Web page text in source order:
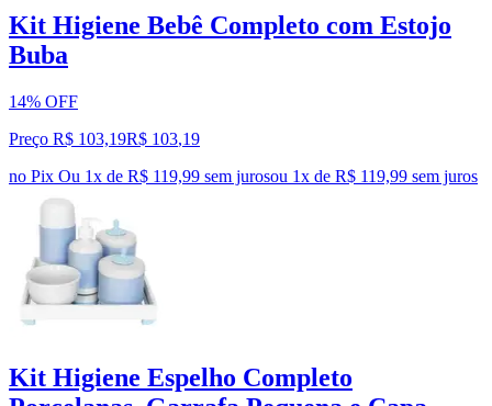
Kit Higiene Bebê Completo com Estojo
Buba
14% OFF
Preço R$ 103,19R$ 103,19
no Pix Ou 1x de R$ 119,99 sem jurosou 1x de R$ 119,99 sem juros
Kit Higiene Espelho Completo